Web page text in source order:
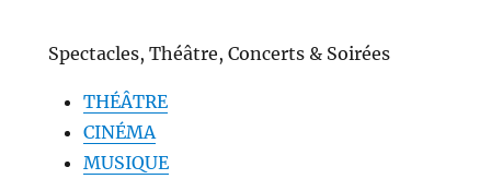
Spectacles, Théâtre, Concerts & Soirées
THÉÂTRE
CINÉMA
MUSIQUE